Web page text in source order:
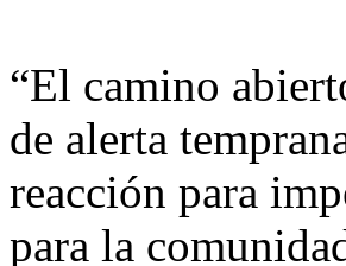
“El camino
de alerta
reacción para
para la